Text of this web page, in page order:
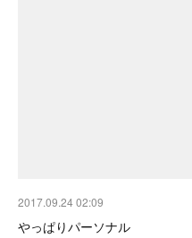
2017.09.24 02:09
やっぱりパーソナル